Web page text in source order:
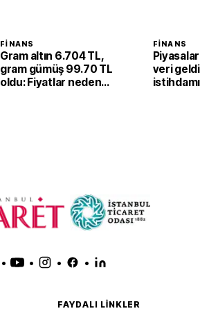
FINANS
Gram altın 6.704 TL,
gram gümüş 99.70 TL
oldu: Fiyatlar neden
FINANS
veri
• • • •
FAYDALI LINKLER